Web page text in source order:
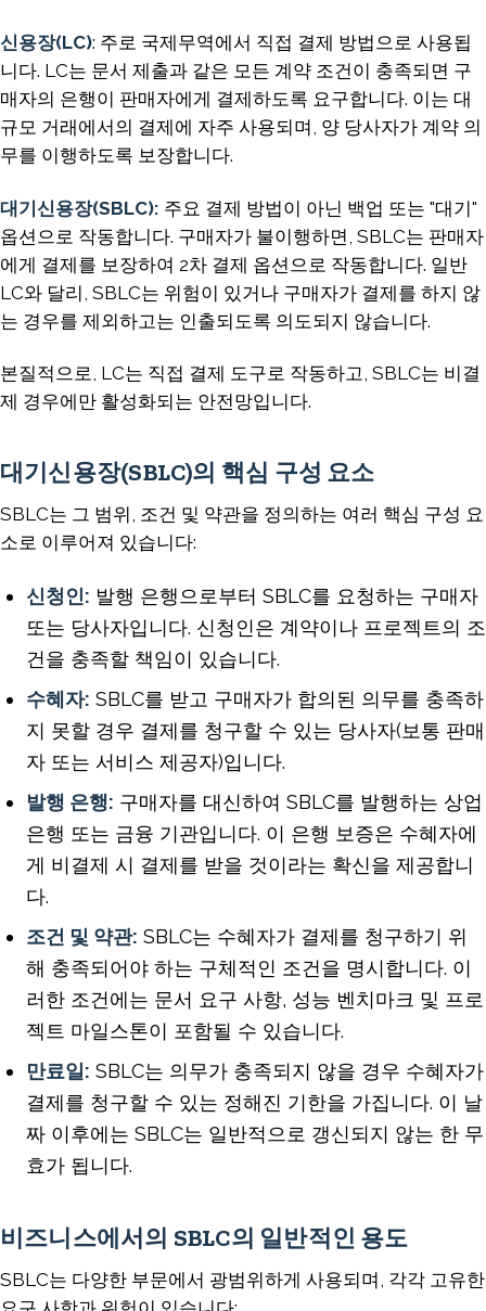
신용장(LC): 주로 국제무역에서 직접 결제 방법으로 사용됩
니다. LC는 문서 제출과 같은 모든 계약 조건이 충족되면 구
매자의 은행이 판매자에게 결제하도록 요구합니다. 이는 대
규모 거래에서의 결제에 자주 사용되며, 양 당사자가 계약 의
무를 이행하도록 보장합니다.
대기신용장(SBLC): 주요 결제 방법이 아닌 백업 또는 "대기"
옵션으로 작동합니다. 구매자가 불이행하면, SBLC는 판매자
에게 결제를 보장하여 2차 결제 옵션으로 작동합니다. 일반
LC와 달리, SBLC는 위험이 있거나 구매자가 결제를 하지 않
는 경우를 제외하고는 인출되도록 의도되지 않습니다.
본질적으로, LC는 직접 결제 도구로 작동하고, SBLC는 비결
제 경우에만 활성화되는 안전망입니다.
대기신용장(SBLC)의 핵심 구성 요소
SBLC는 그 범위, 조건 및 약관을 정의하는 여러 핵심 구성 요
소로 이루어져 있습니다:
신청인: 발행 은행으로부터 SBLC를 요청하는 구매자
또는 당사자입니다. 신청인은 계약이나 프로젝트의 조
건을 충족할 책임이 있습니다.
수혜자: SBLC를 받고 구매자가 합의된 의무를 충족하
지 못할 경우 결제를 청구할 수 있는 당사자(보통 판매
자 또는 서비스 제공자)입니다.
발행 은행: 구매자를 대신하여 SBLC를 발행하는 상업
은행 또는 금융 기관입니다. 이 은행 보증은 수혜자에
게 비결제 시 결제를 받을 것이라는 확신을 제공합니
다.
조건 및 약관: SBLC는 수혜자가 결제를 청구하기 위
해 충족되어야 하는 구체적인 조건을 명시합니다. 이
러한 조건에는 문서 요구 사항, 성능 벤치마크 및 프로
젝트 마일스톤이 포함될 수 있습니다.
만료일: SBLC는 의무가 충족되지 않을 경우 수혜자가
결제를 청구할 수 있는 정해진 기한을 가집니다. 이 날
짜 이후에는 SBLC는 일반적으로 갱신되지 않는 한 무
효가 됩니다.
비즈니스에서의 SBLC의 일반적인 용도
SBLC는 다양한 부문에서 광범위하게 사용되며, 각각 고유한